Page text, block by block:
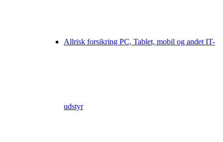
Allrisk forsikring PC, Tablet, mobil og andet IT-
udstyr